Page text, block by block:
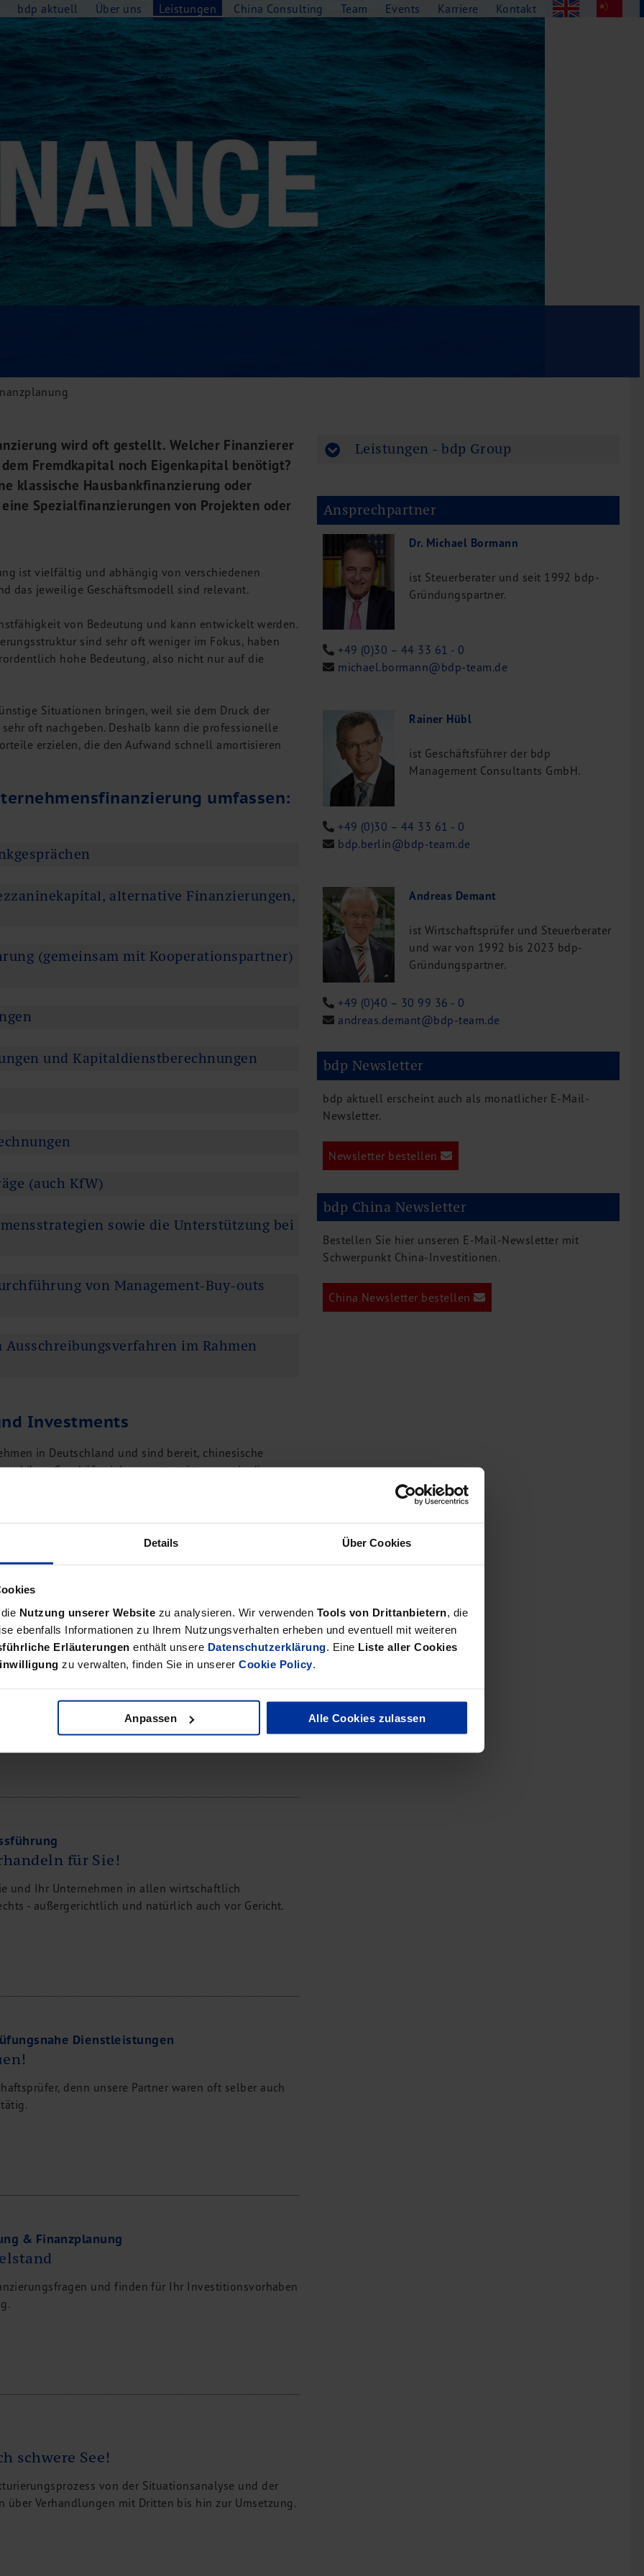
Details Über Cookies
Nutzung unserer Website zu analysieren. Wir verwenden Tools von Drittanbietern, die
ebenfalls Informationen zu Ihrem Nutzungsverhalten erheben und eventuell mit weiteren
Erläuterungen enthält unsere Datenschutzerklärung. Eine Liste aller Cookies
zu verwalten, finden Sie in unserer Cookie Policy.
Anpassen Alle Cookies zulassen
wird oft gestellt. Welcher Finanzierer
Fremdkapital noch Eigenkapital benötigt?
klassische Hausbankfinanzierung oder
Spezialfinanzierungen von Projekten oder
Leistungen - bdp Group
Ansprechpartner
Dr. Michael Bormann
ist Steuerberater und seit 1992 bdp-
Gründungspartner.
+49 (0)30 – 44 33 61 - 0
michael.bormann@bdp-team.de
Rainer Hübl
ist Geschäftsführer der bdp
Management Consultants GmbH.
+49 (0)30 – 44 33 61 - 0
bdp.berlin@bdp-team.de
Andreas Demant
ist Wirtschaftsprüfer und Steuerberater
und war von 1992 bis 2023 bdp-
Gründungspartner.
+49 (0)40 – 30 99 36 - 0
andreas.demant@bdp-team.de
ist vielfältig und abhängig von verschiedenen
das jeweilige Geschäftsmodell sind relevant.
von Bedeutung und kann entwickelt werden.
sind sehr oft weniger im Fokus, haben
hohe Bedeutung, also nicht nur auf die
Situationen bringen, weil sie dem Druck der
oft nachgeben. Deshalb kann die professionelle
erzielen, die den Aufwand schnell amortisieren
umfassen:
alternative Finanzierungen,
(gemeinsam mit Kooperationspartner)
und Kapitaldienstberechnungen
(auch KfW)
sowie die Unterstützung bei
von Management-Buy-outs
im Rahmen
Investments
in Deutschland und sind bereit, chinesische
ihrer Geschäftsziele zu unterstützen sowie die
und so die besten Lösungen für sie zu finden.
in Deutschland, bei der Ausgabe von
und einigem mehr.
Mandanten auf das legale Minimum.
für Sie!
und Ihr Unternehmen in allen wirtschaftlich
- außergerichtlich und natürlich auch vor Gericht.
Dienstleistungen
denn unsere Partner waren oft selber auch
tätig.
& Finanzplanung
und finden für Ihr Investitionsvorhaben
schwere See!
von der Situationsanalyse und der
über Verhandlungen mit Dritten bis hin zur Umsetzung.
bdp Newsletter
bdp aktuell erscheint auch als monatlicher E-Mail-
Newsletter.
Newsletter bestellen
bdp China Newsletter
Bestellen Sie hier unseren E-Mail-Newsletter mit
Schwerpunkt China-Investitionen.
China Newsletter bestellen
bdp aktuell Über uns Leistungen China Consulting Team Events Karriere Kontakt